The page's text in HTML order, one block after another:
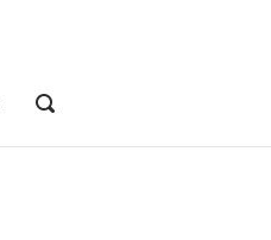
OPEN
BAR